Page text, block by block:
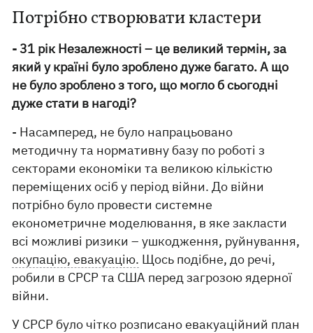
Потрібно створювати кластери
- 31 рік Незалежності – це великий термін, за
який у країні було зроблено дуже багато. А що
не було зроблено з того, що могло б сьогодні
дуже стати в нагоді?
- Насамперед, не було напрацьовано
методичну та нормативну базу по роботі з
секторами економіки та великою кількістю
переміщених осіб у період війни. До війни
потрібно було провести системне
економетричне моделювання, в яке закласти
всі можливі ризики – ушкодження, руйнування,
окупацію, евакуацію. Щось подібне, до речі,
робили в СРСР та США перед загрозою ядерної
війни.
У СРСР було чітко розписано евакуаційний план